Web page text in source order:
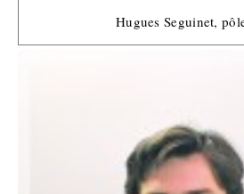
Hugues Seguinet,